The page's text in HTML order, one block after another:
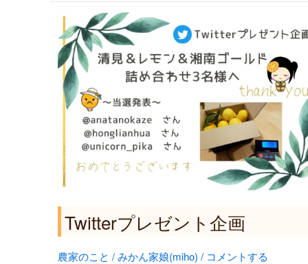
Twitterプレゼント企画
農家のこと /みかん家娘(miho) / コメントする
Twitter
プ
レ
ゼ
ン
ト
企
画